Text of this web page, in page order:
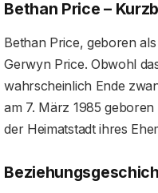
Bethan Price –
Bethan Price, geboren
Gerwyn Price. Obwohl
wahrscheinlich Ende
am 7. März 1985
der Heimatstadt ihres